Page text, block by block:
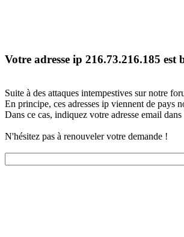
Votre adresse ip 216.73.216.185 est
Suite à des attaques intempestives sur notre
En principe, ces adresses ip viennent de pays
Dans ce cas, indiquez votre adresse email
N'hésitez pas à renouveler votre demande !